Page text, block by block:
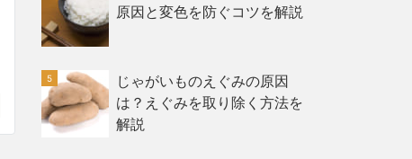
原因と変色を防ぐコツを解説
じゃがいものえぐみの原因
は？えぐみを取り除く方法を
解説